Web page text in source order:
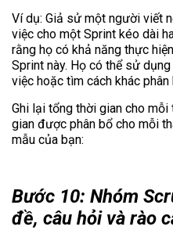
Ví dụ: Giả sử một người viết
việc cho một Sprint kéo dài
rằng họ có khả năng thực
Sprint này. Họ có thể sử
việc hoặc tìm cách khác
Ghi lại tổng thời gian cho
gian được phân bổ cho mỗi
mẫu của bạn:
Bước 10: Nhóm
đề, câu hỏi và rào